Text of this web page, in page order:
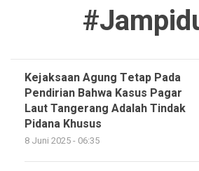
Kejaksaan Agung Tetap Pada
Pendirian Bahwa Kasus Pagar
Laut Tangerang Adalah Tindak
Pidana Khusus
8 Juni 2025 - 06:35